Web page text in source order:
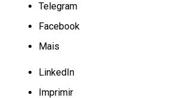
Telegram
Facebook
Mais
LinkedIn
Imprimir